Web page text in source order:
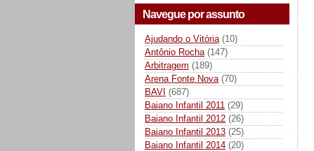
Navegue por assunto
Ajudando o Vitória (10)
Antônio Rocha (147)
Arbitragem (189)
Arena Fonte Nova (70)
BAVI (687)
Baiano Infantil 2011 (29)
Baiano Infantil 2012 (26)
Baiano Infantil 2013 (25)
Baiano Infantil 2014 (20)